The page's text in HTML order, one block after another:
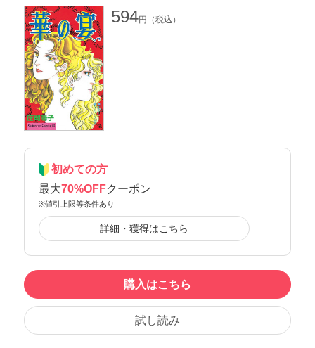
594円（税込）
初めての方
最大70%OFFクーポン
※値引上限等条件あり
詳細・獲得はこちら
購入はこちら
試し読み